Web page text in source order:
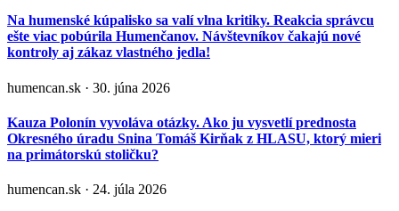
Na humenské kúpalisko sa valí vlna kritiky. Reakcia správcu
ešte viac pobúrila Humenčanov. Návštevníkov čakajú nové
kontroly aj zákaz vlastného jedla!
humencan.sk · 30. júna 2026
Kauza Polonín vyvoláva otázky. Ako ju vysvetlí prednosta
Okresného úradu Snina Tomáš Kirňak z HLASU, ktorý mieri
na primátorskú stoličku?
humencan.sk · 24. júla 2026